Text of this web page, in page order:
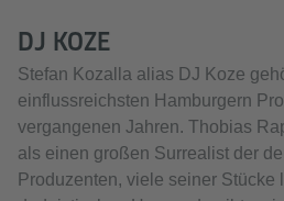
DJ KOZE
Stefan Kozalla alias DJ Koze
einflussreichsten Hamburgern
vergangenen Jahren. Thobias
als einen großen Surrealist der
Produzenten, viele seiner Stücke